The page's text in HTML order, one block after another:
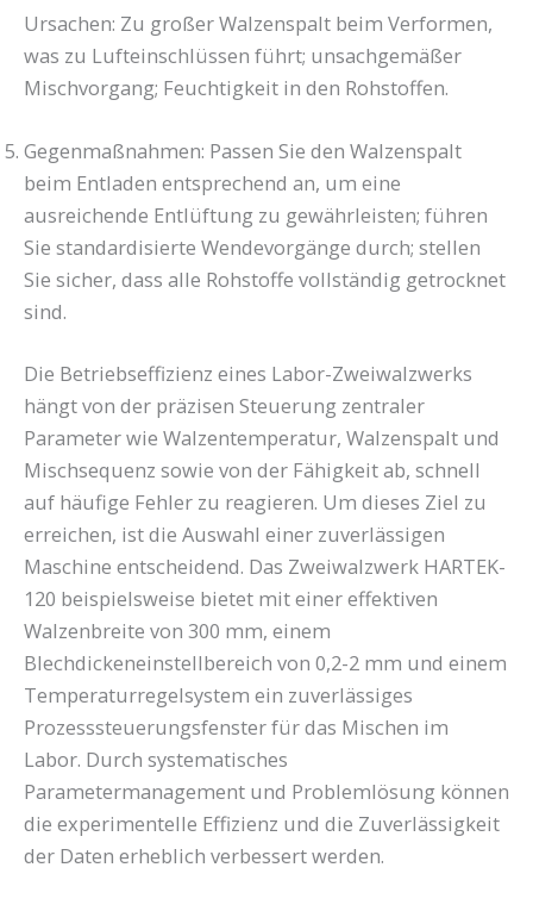
Ursachen: Zu großer Walzenspalt beim Verformen,
was zu Lufteinschlüssen führt; unsachgemäßer
Mischvorgang; Feuchtigkeit in den Rohstoffen.
Gegenmaßnahmen: Passen Sie den Walzenspalt
beim Entladen entsprechend an, um eine
ausreichende Entlüftung zu gewährleisten; führen
Sie standardisierte Wendevorgänge durch; stellen
Sie sicher, dass alle Rohstoffe vollständig getrocknet
sind.
Die Betriebseffizienz eines Labor-Zweiwalzwerks
hängt von der präzisen Steuerung zentraler
Parameter wie Walzentemperatur, Walzenspalt und
Mischsequenz sowie von der Fähigkeit ab, schnell
auf häufige Fehler zu reagieren. Um dieses Ziel zu
erreichen, ist die Auswahl einer zuverlässigen
Maschine entscheidend. Das Zweiwalzwerk HARTEK-
120 beispielsweise bietet mit einer effektiven
Walzenbreite von 300 mm, einem
Blechdickeneinstellbereich von 0,2-2 mm und einem
Temperaturregelsystem ein zuverlässiges
Prozesssteuerungsfenster für das Mischen im
Labor. Durch systematisches
Parametermanagement und Problemlösung können
die experimentelle Effizienz und die Zuverlässigkeit
der Daten erheblich verbessert werden.